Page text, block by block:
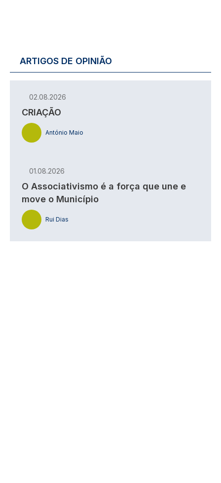
ARTIGOS DE OPINIÃO
02.08.2026
CRIAÇÃO
António Maio
01.08.2026
O Associativismo é a força que une e
move o Município
Rui Dias